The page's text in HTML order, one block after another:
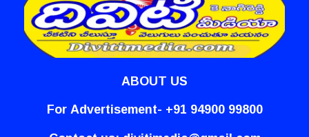
ABOUT US
For Advertisement- +91 94900 99800